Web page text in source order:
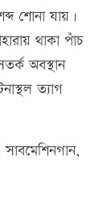
শোনা যায়।
থাকা পাঁচ
অবস্থান
ত্যাগ
সাবমেশিনগান,